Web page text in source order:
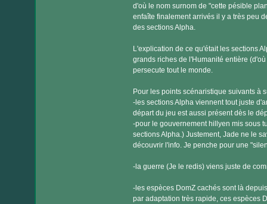
d'où le nom surnom de "cette pésible
enfaîte finalement arrivés il y a très peu
des sections Alpha.
L'explication de ce qu'était les sections
grands riches de l'Humanité entière
persecute tout le monde.
Pour les points scénaristique suivants à
-les sections Alpha viennent tout juste
départ du jeu est aussi présent dès le
-pour le gouvernement hillyen mis sous
sections Alpha.) Justement, Jade ne le
découvrir l'info. Je penche pour une
-la guerre (Je le redis) viens juste de
-les espèces DomZ cachés sont là
par adaptation très rapide, ces espèces